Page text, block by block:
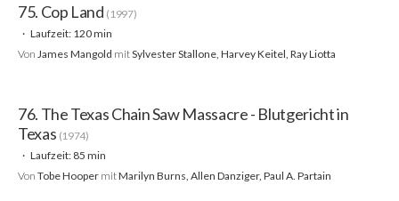
75. Cop Land (1997)
Laufzeit: 120 min
Von James Mangold mitSylvester Stallone, Harvey Keitel, Ray Liotta
76. The Texas Chain Saw Massacre - Blutgericht in
Texas (1974)
Laufzeit: 85 min
Von Tobe Hooper mitMarilyn Burns, Allen Danziger, Paul A. Partain